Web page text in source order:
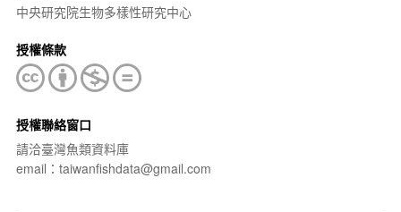
中央研究院生物多樣性研究中心
授權條款
授權聯絡窗口
請洽臺灣魚類資料庫
email：taiwanfishdata@gmail.com